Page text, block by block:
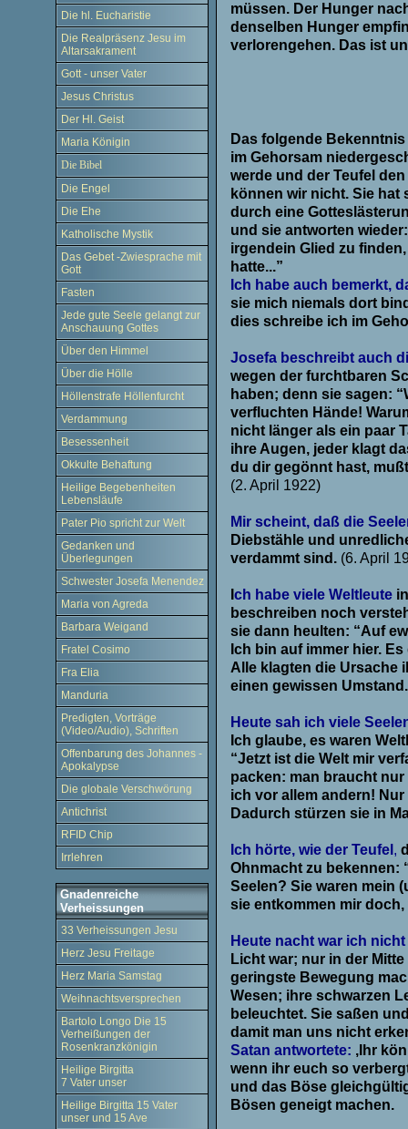
Die hl. Eucharistie
Die Realpräsenz Jesu im
Altarsakrament
Gott - unser Vater
Jesus Christus
Der Hl. Geist
Maria Königin
Die Bibel
Die Engel
Die Ehe
Katholische Mystik
Das Gebet -Zwiesprache mit
Gott
Fasten
Jede gute Seele gelangt zur
Anschauung Gottes
Über den Himmel
Über die Hölle
Höllenstrafe Höllenfurcht
Verdammung
Besessenheit
Okkulte Behaftung
Heilige Begebenheiten
Lebensläufe
Pater Pio spricht zur Welt
Gedanken und
Überlegungen
Schwester Josefa Menendez
Maria von Agreda
Barbara Weigand
Fratel Cosimo
Fra Elia
Manduria
Predigten, Vorträge
(Video/Audio), Schriften
Offenbarung des Johannes -
Apokalypse
Die globale Verschwörung
Antichrist
RFID Chip
Irrlehren
Gnadenreiche
Verheissungen
33 Verheissungen Jesu
Herz Jesu Freitage
Herz Maria Samstag
Weihnachtsversprechen
Bartolo Longo Die 15
Verheißungen der
Rosenkranzkönigin
Heilige Birgitta
7 Vater unser
Heilige Birgitta 15 Vater
unser und 15 Ave
müssen. Der Hunger
denselben Hunger
verlorengehen. Das ist
Das folgende
im Gehorsam
werde und der Teufel
können wir nicht. Sie
durch eine
und sie antworten
irgendein Glied zu
hatte...”
Ich habe auch bemerkt,
sie mich niemals dort
dies schreibe ich im
Josefa beschreibt auch
wegen der furchtbaren
haben; denn sie sagen:
verfluchten Hände!
nicht länger als ein paar
ihre Augen, jeder klagt
du dir gegönnt hast,
(2. April 1922)
Mir scheint, daß die
Diebstähle und
verdammt sind. (6. April
ch habe viele Weltleute
beschreiben noch
sie dann heulten: “Auf
Ich bin auf immer hier.
Alle klagten die Ursache
einen gewissen Umstand.
Heute sah ich viele
Ich glaube, es waren
“Jetzt ist die Welt mir
packen: man braucht nur
ich vor allem andern!
Dadurch stürzen sie in
Ich hörte, wie der Teufel ,
Ohnmacht zu bekennen:
Seelen? Sie waren mein
sie entkommen mir
Heute nacht war ich
Licht war; nur in der
geringste Bewegung
Wesen; ihre schwarzen
beleuchtet. Sie saßen
damit man uns nicht
Satan antwortete: ,Ihr
wenn ihr euch so
und das Böse
Bösen geneigt machen.